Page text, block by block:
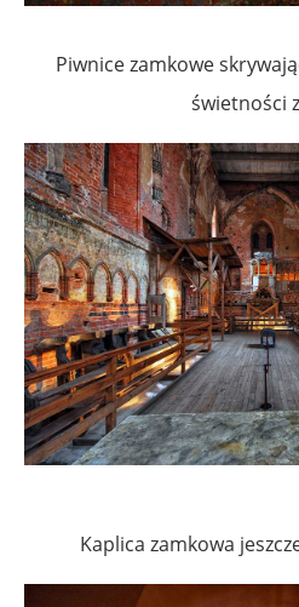
Piwnice zamkowe
świetności
Kaplica zamkowa